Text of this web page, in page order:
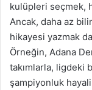
kulüpleri seçmek,
Ancak, daha az
hikayesi yazmak
Örneğin, Adana
takımlarla, ligdeki
şampiyonluk